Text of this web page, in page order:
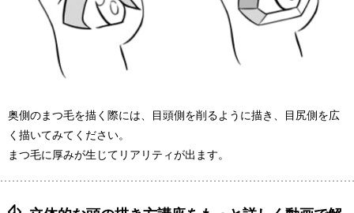
奥側のまつ毛を描く際には、目頭側を削るように描き、目尻側を広
く描いてみてください。
まつ毛に厚みが生じてリアリティが出ます。